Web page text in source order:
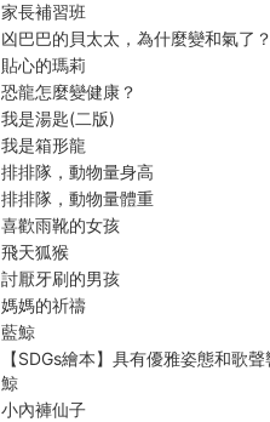
家長補習班
凶巴巴的貝太太，為什麼變和氣了
貼心的瑪莉
恐龍怎麼變健康？
我是湯匙(二版)
我是箱形龍
排排隊，動物量身高
排排隊，動物量體重
喜歡雨靴的女孩
飛天狐猴
討厭牙刷的男孩
媽媽的祈禱
藍鯨
【SDGs繪本】具有優雅姿態和歌
鯨
小內褲仙子